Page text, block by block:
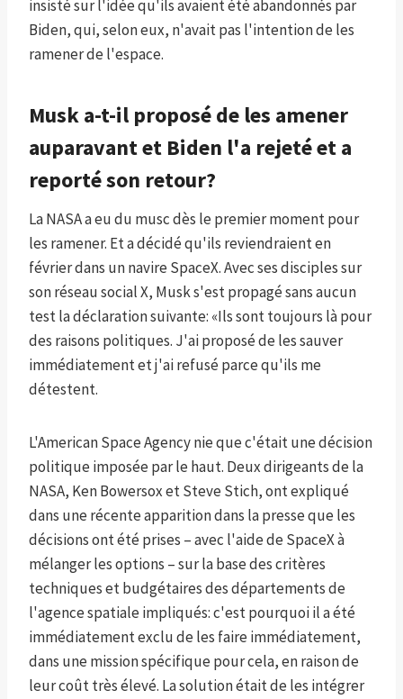
insisté sur l'idée qu'ils avaient été abandonnés par
Biden, qui, selon eux, n'avait pas l'intention de les
ramener de l'espace.
Musk a-t-il proposé de les amener
auparavant et Biden l'a rejeté et a
reporté son retour?
La NASA a eu du musc dès le premier moment pour
les ramener. Et a décidé qu'ils reviendraient en
février dans un navire SpaceX. Avec ses disciples sur
son réseau social X, Musk s'est propagé sans aucun
test la déclaration suivante: «Ils sont toujours là pour
des raisons politiques. J'ai proposé de les sauver
immédiatement et j'ai refusé parce qu'ils me
détestent.
L'American Space Agency nie que c'était une décision
politique imposée par le haut. Deux dirigeants de la
NASA, Ken Bowersox et Steve Stich, ont expliqué
dans une récente apparition dans la presse que les
décisions ont été prises – avec l'aide de SpaceX à
mélanger les options – sur la base des critères
techniques et budgétaires des départements de
l'agence spatiale impliqués: c'est pourquoi il a été
immédiatement exclu de les faire immédiatement,
dans une mission spécifique pour cela, en raison de
leur coût très élevé. La solution était de les intégrer